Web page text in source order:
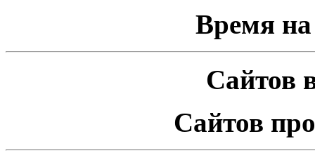
Время на
Сайтов
Сайтов